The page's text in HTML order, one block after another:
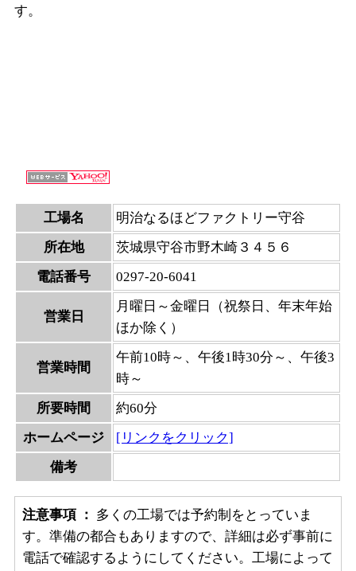
す。
工場名
明治なるほどファクトリー守谷
所在地
茨城県守谷市野木崎３４５６
電話番号
0297-20-6041
営業日
月曜日～金曜日（祝祭日、年末年始
ほか除く）
営業時間
午前10時～、午後1時30分～、午後3
時～
所要時間
約60分
ホームページ
[リンクをクリック]
備考
注意事項 ： 多くの工場では予約制をとっていま
す。準備の都合もありますので、詳細は必ず事前に
電話で確認するようにしてください。工場によって